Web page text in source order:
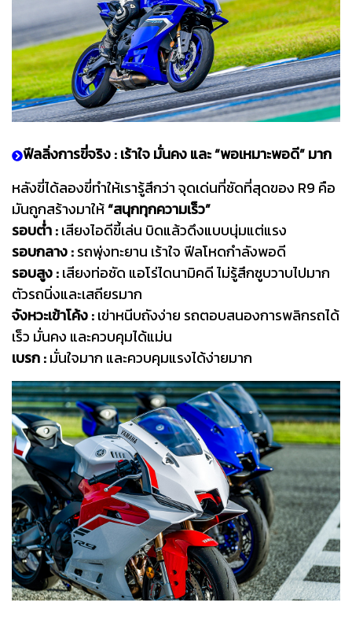
ฟีลลิ่งการขี่จริง : เร้าใจ มั่นคง และ “พอเหมาะพอดี” มาก
หลังขี่ได้ลองขี่ทำให้เรารู้สึกว่า จุดเด่นที่ชัดที่สุดของ R9 คือ
มันถูกสร้างมาให้“สนุกทุกความเร็ว”
รอบต่ำ :เสียงไอดีขี้เล่น บิดแล้วดึงแบบนุ่มแต่แรง
รอบกลาง :รถพุ่งทะยาน เร้าใจ ฟีลโหดกำลังพอดี
รอบสูง :เสียงท่อชัด แอโร่ไดนามิคดี ไม่รู้สึกซูบวาบไปมาก
ตัวรถนิ่งและเสถียรมาก
จังหวะเข้าโค้ง :เข่าหนีบถังง่าย รถตอบสนองการพลิกรถได้
เร็ว มั่นคง และควบคุมได้แม่น
เบรก :มั่นใจมาก และควบคุมแรงได้ง่ายมาก